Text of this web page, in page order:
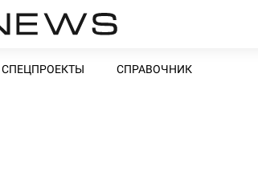
СПЕЦПРОЕКТЫ СПРАВОЧНИК